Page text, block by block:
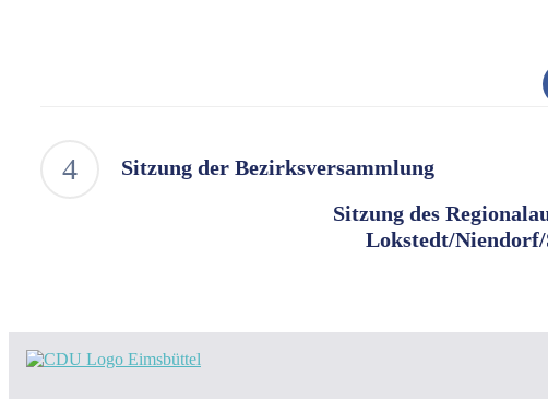
Sitzung der Bezirksversammlung
Sitzung des
Lokstedt/Niendorf/